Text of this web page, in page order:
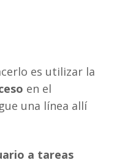
es utilizar la
en el
una línea allí
a tareas